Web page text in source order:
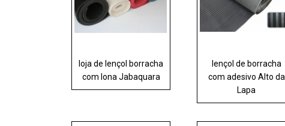
loja de lençol borracha
com lona Jabaquara
lençol de borracha
com adesivo Alto da
Lapa